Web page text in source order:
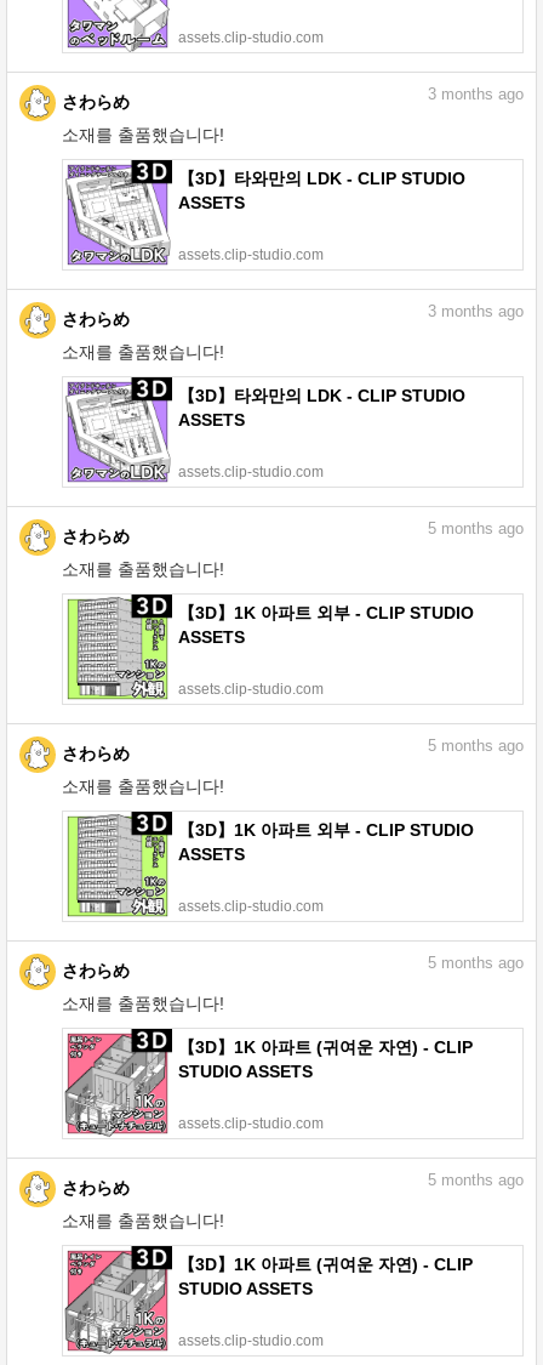
assets.clip-studio.com
さわらめ
소재를 출품했습니다!
3 months ago
【3D】타와만의 LDK - CLIP STUDIO
ASSETS
assets.clip-studio.com
さわらめ
소재를 출품했습니다!
3 months ago
【3D】타와만의 LDK - CLIP STUDIO
ASSETS
assets.clip-studio.com
さわらめ
소재를 출품했습니다!
5 months ago
【3D】1K 아파트 외부 - CLIP STUDIO
ASSETS
assets.clip-studio.com
さわらめ
소재를 출품했습니다!
5 months ago
【3D】1K 아파트 외부 - CLIP STUDIO
ASSETS
assets.clip-studio.com
さわらめ
소재를 출품했습니다!
5 months ago
【3D】1K 아파트 (귀여운 자연) - CLIP
STUDIO ASSETS
assets.clip-studio.com
さわらめ
소재를 출품했습니다!
5 months ago
【3D】1K 아파트 (귀여운 자연) - CLIP
STUDIO ASSETS
assets.clip-studio.com